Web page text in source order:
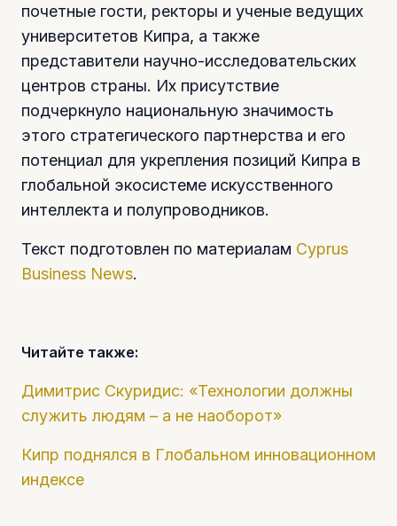
почетные гости, ректоры и ученые ведущих
университетов Кипра, а также
представители научно-исследовательских
центров страны. Их присутствие
подчеркнуло национальную значимость
этого стратегического партнерства и его
потенциал для укрепления позиций Кипра в
глобальной экосистеме искусственного
интеллекта и полупроводников.
Текст подготовлен по материалам Cyprus
Business News.
Читайте также:
Димитрис Скуридис: «Технологии должны
служить людям – а не наоборот»
Кипр поднялся в Глобальном инновационном
индексе